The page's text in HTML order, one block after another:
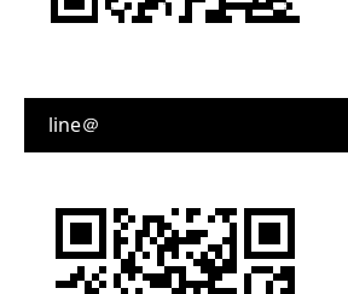
line＠